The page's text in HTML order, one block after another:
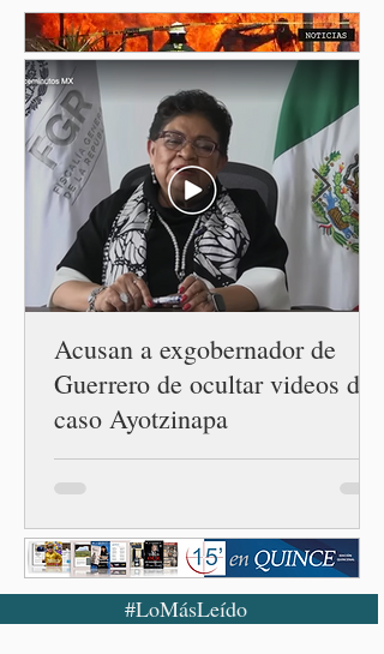
también recupera la
esperanza de vivir sin
miedo. Con esa visión, el
gobernador Alejandro
Armenta Mier inauguró el
Centro LIBRE (Libertad,
Igualdad, Bienestar, Redes,
Emancipación) número 62 y
la Casa Carmen Serdán
número 25 en el estado, la
cuarta en la c
Acusan a exgobernador de
Guerrero de ocultar videos del
caso Ayotzinapa
#LoMásLeído